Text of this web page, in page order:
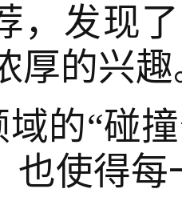
，发现
厚的兴趣
的“碰
也使得